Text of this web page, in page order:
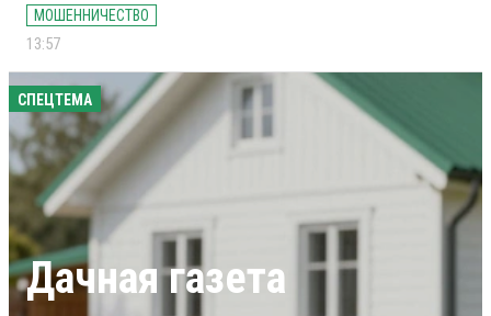
МОШЕННИЧЕСТВО
13:57
СПЕЦТЕМА
Дачная газета